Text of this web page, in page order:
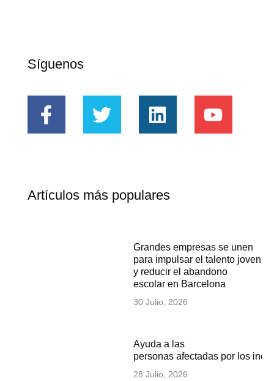
Síguenos
Artículos más populares
Grandes empresas se unen
para impulsar el talento joven
y reducir el abandono
escolar en Barcelona
30 Julio, 2026
Ayuda a las
personas afectadas por los
28 Julio, 2026